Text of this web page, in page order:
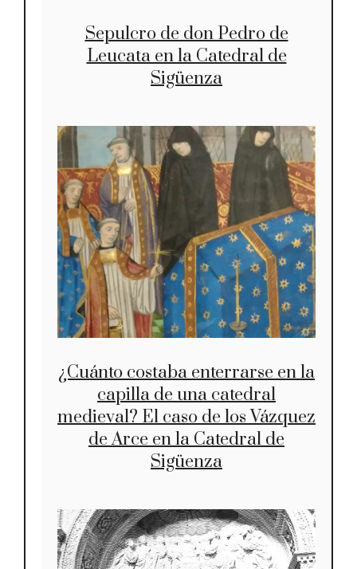
Sepulcro de don Pedro de
Leucata en la Catedral de
Sigüenza
¿Cuánto costaba enterrarse en la
capilla de una catedral
medieval? El caso de los Vázquez
de Arce en la Catedral de
Sigüenza